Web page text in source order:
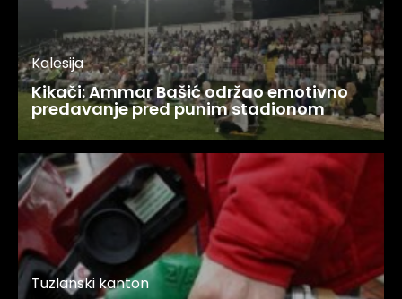
Kalesija
Kikači: Ammar Bašić održao emotivno
predavanje pred punim stadionom
Tuzlanski kanton